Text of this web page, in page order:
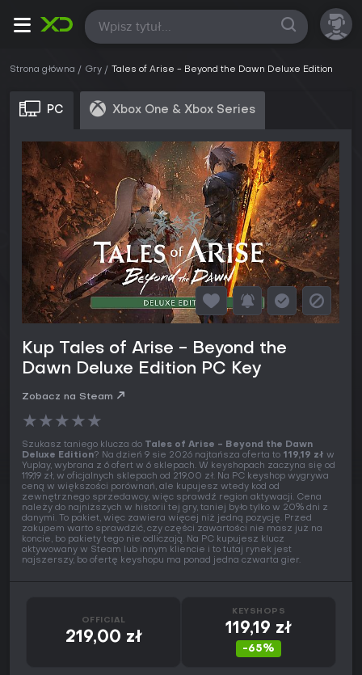
Wszystkie
Strona główna Gry Tales of Arise - Beyond the Dawn Deluxe Edition
PC Xbox One & Xbox Series
Kup Tales of Arise - Beyond the
Dawn Deluxe Edition PC Key
Zobacz na Steam
★★★★★
Szukasz taniego klucza do Tales of Arise - Beyond the Dawn
Deluxe Edition? Na dzień 9 sie 2026 najtańsza oferta to 119,19 zł w
Yuplay, wybrana z 6 ofert w 6 sklepach. W keyshopach zaczyna się od
119,19 zł, w oficjalnych sklepach od 219,00 zł. Na PC keyshop wygrywa
ceną w większości porównań, ale kupujesz wtedy kod od
zewnętrznego sprzedawcy, więc sprawdź region aktywacji. Cena
należy do najniższych w historii tej gry, taniej było tylko w 20% dni z
danymi. To pakiet, więc zawiera więcej niż jedną pozycję. Przed
zakupem warto sprawdzić, czy części zawartości nie masz już na
koncie, bo pakiety tego nie odliczają. Na PC kupujesz klucz
aktywowany w Steam lub innym kliencie i to tutaj rynek jest
najszerszy, bo ofertę keyshopu ma ponad jedna czwarta gier.
OFFICIAL
219,00 zł
KEYSHOPS
119,19 zł
-65%